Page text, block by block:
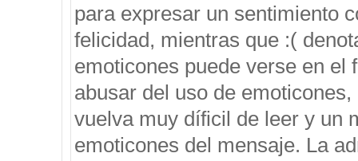
para expresar un sentimiento
felicidad, mientras que :(
emoticones puede verse en el
abusar del uso de
vuelva muy díficil de leer y un
emoticones del mensaje. La